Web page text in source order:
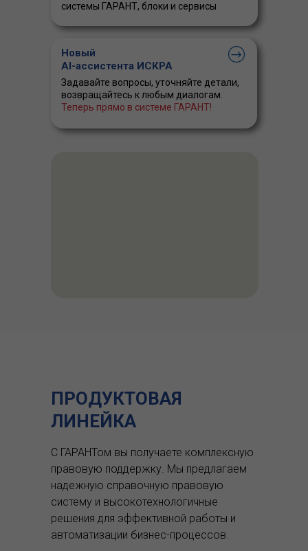
системы ГАРАНТ, блоки и сервисы
Новый
AI-ассистента ИСКРА
Задавайте вопросы, уточняйте детали,
возвращайтесь к любым диалогам.
Теперь прямо в системе ГАРАНТ!
ПРОДУКТОВАЯ
ЛИНЕЙКА
С ГАРАНТом вы получаете комплексную
правовую поддержку. Мы предлагаем
надежную справочную правовую
систему и высокотехнологичные
решения для эффективной работы и
автоматизации бизнес-процессов.